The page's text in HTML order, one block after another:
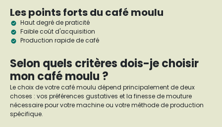
Les points forts du café moulu
Haut degré de praticité
Faible coût d'acquisition
Production rapide de café
Selon quels critères dois-je choisir
mon café moulu ?
Le choix de votre café moulu dépend principalement de deux
choses : vos préférences gustatives et la finesse de mouture
nécessaire pour votre machine ou votre méthode de production
spécifique.